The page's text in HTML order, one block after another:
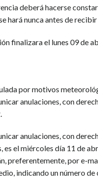
deberá hacerse
hará nunca antes de
finalizara el lunes 09 de
por motivos
anulaciones, con
anulaciones, con
es el miércoles día 11 de
preferentemente, por e-
indicando un número